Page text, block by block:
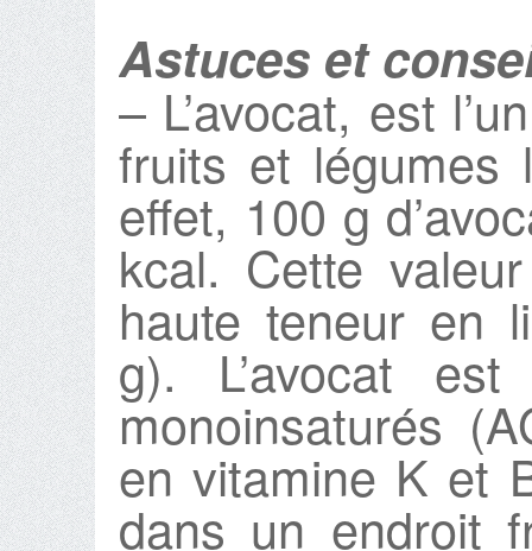
Astuces et
– L’avocat, est
fruits et légumes
effet, 100 g
kcal. Cette
haute teneur en
g). L’avocat
monoinsaturés
en vitamine K et
dans un endroit